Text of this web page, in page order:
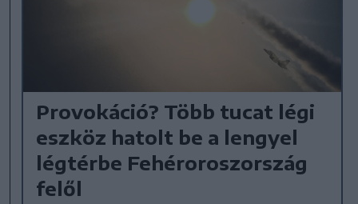
Provokáció? Több tucat légi
eszköz hatolt be a lengyel
légtérbe Fehéroroszország
felől